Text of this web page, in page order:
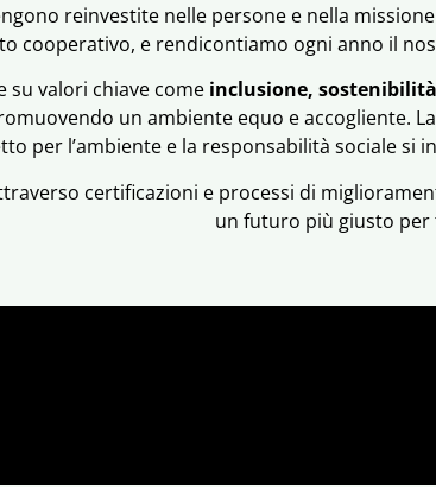
reinvestite nelle persone e nella
cooperativo, e rendicontiamo ogni anno il
su valori chiave come inclusione,
un ambiente equo e accogliente.
per l’ambiente e la responsabilità sociale si
certificazioni e processi di
un futuro più giusto